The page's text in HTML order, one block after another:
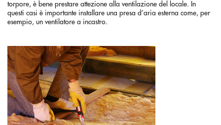
torpore, è bene prestare attezione alla ventilazione del locale. In
questi casi è importante installare una presa d’aria esterna come, per
esempio, un ventilatore a incastro.